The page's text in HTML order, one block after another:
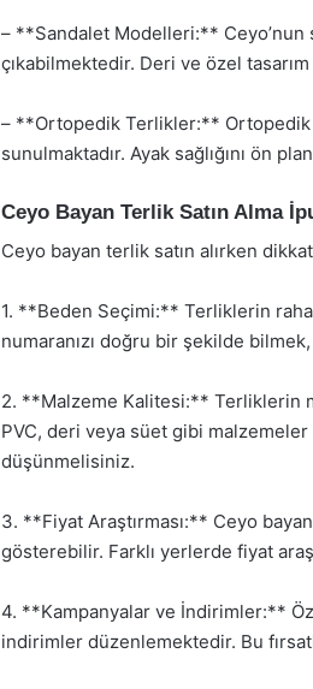
– **Sandalet Modelleri:** Ceyo’nun
çıkabilmektedir. Deri ve özel
– **Ortopedik Terlikler:** Ortopedik
sunulmaktadır. Ayak sağlığını ön
Ceyo Bayan Terlik Satın Alma
Ceyo bayan terlik satın alırken
1. **Beden Seçimi:** Terliklerin
numaranızı doğru bir şekilde
2. **Malzeme Kalitesi:** Terliklerin
PVC, deri veya süet gibi malzemeler
düşünmelisiniz.
3. **Fiyat Araştırması:** Ceyo
gösterebilir. Farklı yerlerde fiyat
4. **Kampanyalar ve İndirimler:**
indirimler düzenlemektedir. Bu